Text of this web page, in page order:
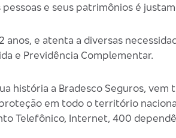
e seus patrimônios é
anos, e atenta a diversas
e Previdência Complementar.
história a Bradesco Seguros,
em todo o território
Telefônico, Internet, 400